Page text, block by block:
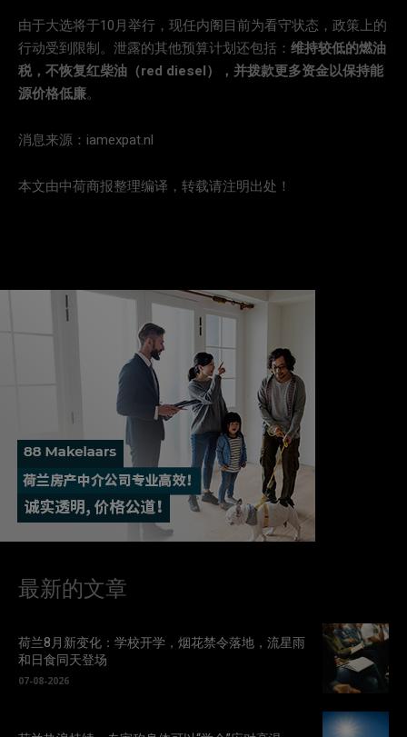
由于大选将于10月举行，现任内阁目前为看守状态，政策上的
行动受到限制。泄露的其他预算计划还包括： 维持较低的燃油
税，不恢复红柴油（red diesel），并拨款更多资金以保持能
源价格低廉。
消息来源：iamexpat.nl
本文由中荷商报整理编译，转载请注明出处！
最新的文章
荷兰8月新变化：学校开学，烟花禁令落地，流星雨
和日食同天登场
07-08-2026